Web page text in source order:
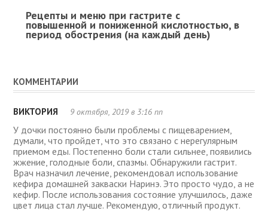
Рецепты и меню при гастрите с
повышенной и пониженной кислотностью, в
период обострения (на каждый день)
КОММЕНТАРИИ
ВИКТОРИЯ 9 октября, 2019 в 3:16 пп
У дочки постоянно были проблемы с пищеварением,
думали, что пройдет, что это связано с нерегулярным
приемом еды. Постепенно боли стали сильнее, появились
жжение, голодные боли, спазмы. Обнаружили гастрит.
Врач назначил лечение, рекомендовал использование
кефира домашней закваски Наринэ. Это просто чудо, а не
кефир. После использования состояние улучшилось, даже
цвет лица стал лучше. Рекомендую, отличный продукт.